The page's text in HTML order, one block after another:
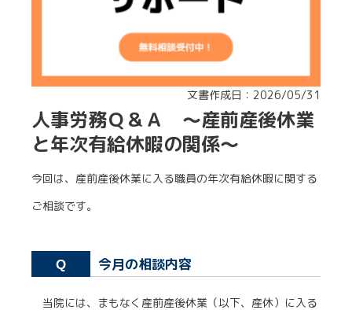
文書作成日：2026/05/31
人事労務Ｑ＆Ａ ～産前産後休業
と年次有給休暇の関係～
今回は、産前産後休業に入る職員の年次有給休暇に関する
ご相談です。
Q 今月の相談内容
当院には、まもなく産前産後休業（以下、産休）に入る